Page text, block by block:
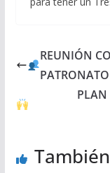
REUNIÓN
PLAN